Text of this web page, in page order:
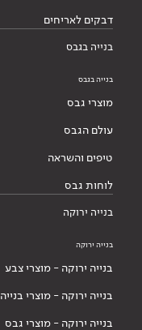
דבקים לאריחים
בנייה בגבס
בנייה בגבס
מוצרי גבס
עולם הגבס
טיפים והשראה
לוחות גבס
בנייה ירוקה
בנייה ירוקה
בנייה ירוקה - מוצרי צבע
בנייה ירוקה - מוצרי בנייה
בנייה ירוקה - מוצרי גבס